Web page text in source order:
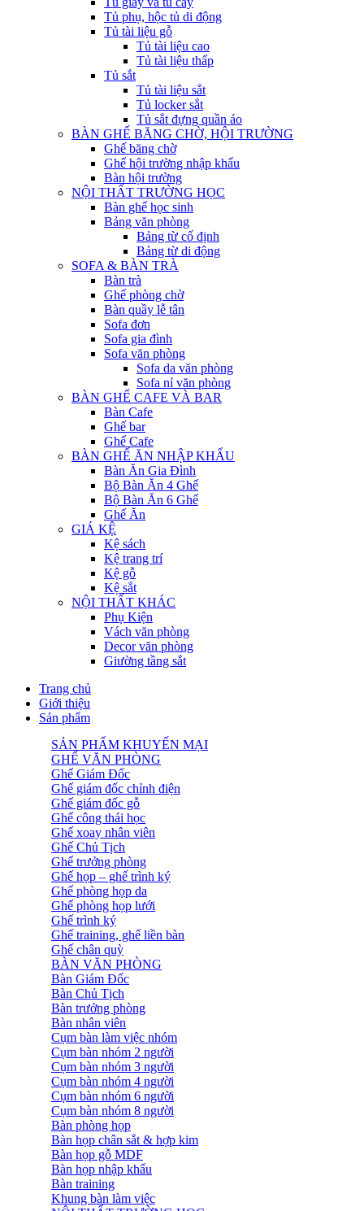
Tủ phụ, hộc tủ di động
Tủ tài liệu gỗ
Tủ tài liệu cao
Tủ tài liệu thấp
Tủ sắt
Tủ tài liệu sắt
Tủ locker sắt
Tủ sắt đựng quần áo
BÀN GHẾ BĂNG CHỜ, HỘI TRƯỜNG
Ghế băng chờ
Ghế hội trường nhập khẩu
Bàn hội trường
NỘI THẤT TRƯỜNG HỌC
Bàn ghế học sinh
Bảng văn phòng
Bảng từ cố định
Bảng từ di động
SOFA & BÀN TRÀ
Bàn trà
Ghế phòng chờ
Bàn quầy lễ tân
Sofa đơn
Sofa gia đình
Sofa văn phòng
Sofa da văn phòng
Sofa nỉ văn phòng
BÀN GHẾ CAFE VÀ BAR
Bàn Cafe
Ghế bar
Ghế Cafe
BÀN GHẾ ĂN NHẬP KHẨU
Bàn Ăn Gia Đình
Bộ Bàn Ăn 4 Ghế
Bộ Bàn Ăn 6 Ghế
Ghế Ăn
GIÁ KỆ
Kệ sách
Kệ trang trí
Kệ gỗ
Kệ sắt
NỘI THẤT KHÁC
Phụ Kiện
Vách văn phòng
Decor văn phòng
Giường tầng sắt
Trang chủ
Giới thiệu
Sản phẩm
SẢN PHẨM KHUYẾN MẠI
GHẾ VĂN PHÒNG
Ghế Giám Đốc
Ghế giám đốc chỉnh điện
Ghế giám đốc gỗ
Ghế công thái học
Ghế xoay nhân viên
Ghế Chủ Tịch
Ghế trưởng phòng
Ghế họp – ghế trình ký
Ghế phòng họp da
Ghế phòng họp lưới
Ghế trình ký
Ghế training, ghế liền bàn
Ghế chân quỳ
BÀN VĂN PHÒNG
Bàn Giám Đốc
Bàn Chủ Tịch
Bàn trưởng phòng
Bàn nhân viên
Cụm bàn làm việc nhóm
Cụm bàn nhóm 2 người
Cụm bàn nhóm 3 người
Cụm bàn nhóm 4 người
Cụm bàn nhóm 6 người
Cụm bàn nhóm 8 người
Bàn phòng họp
Bàn họp chân sắt & hợp kim
Bàn họp gỗ MDF
Bàn họp nhập khẩu
Bàn training
Khung bàn làm việc